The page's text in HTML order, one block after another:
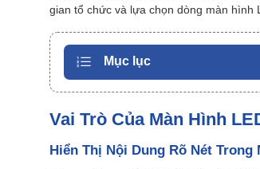
gian tổ chức và lựa chọn dòng màn hình
Mục lục
Vai Trò Của Màn Hình
Hiển Thị Nội Dung Rõ Nét